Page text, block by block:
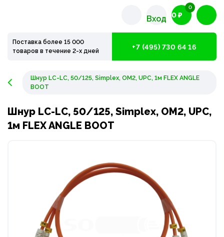
Вход 0 ₽
0
Поставка более 15 000
товаров в течение 2-х дней
+7 (495) 730 64 16
Шнур LC-LC, 50/125, Simplex, OM2, UPC, 1м FLEX ANGLE
BOOT
Шнур LC-LC, 50/125, Simplex, OM2, UPC,
1м FLEX ANGLE BOOT